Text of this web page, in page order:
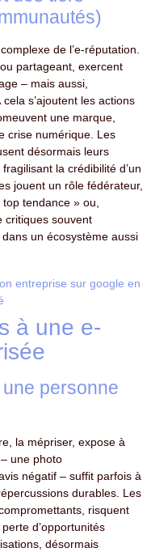
de l’e-réputation.
partageant, exercent
– mais aussi,
s’ajoutent les actions
une marque,
crise numérique. Les
désormais leurs
la crédibilité d’un
jouent un rôle fédérateur,
top tendance » ou,
critiques souvent
un écosystème aussi
entreprise sur google en
à une e-
personne
la mépriser, expose à
une photo
négatif – suffit parfois à
durables. Les
risquent
d’opportunités
désormais